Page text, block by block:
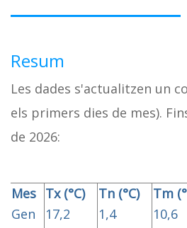
Resum
Les dades s'actualitzen un
els primers dies de mes).
de 2026:
Mes Tx (°C) Tn (°C) Tm
Gen 17,2 1,4 10,6